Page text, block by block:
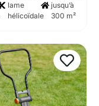
lame
hélicoïdale
jusqu’à
300 m²